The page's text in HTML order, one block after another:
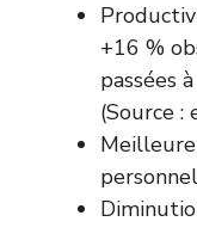
+16 %
passées
(Source :